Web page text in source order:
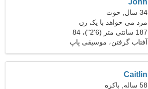
John
34 سال, حوت
مرد می خواهد با یک زن
ملاقات کند 24-32
187 سانتی متر (6'2")، 84
کیلوگرم (185 پوند)
آفتاب گرفتن، موسیقی پاپ
Caitlin
58 ساله, باکره